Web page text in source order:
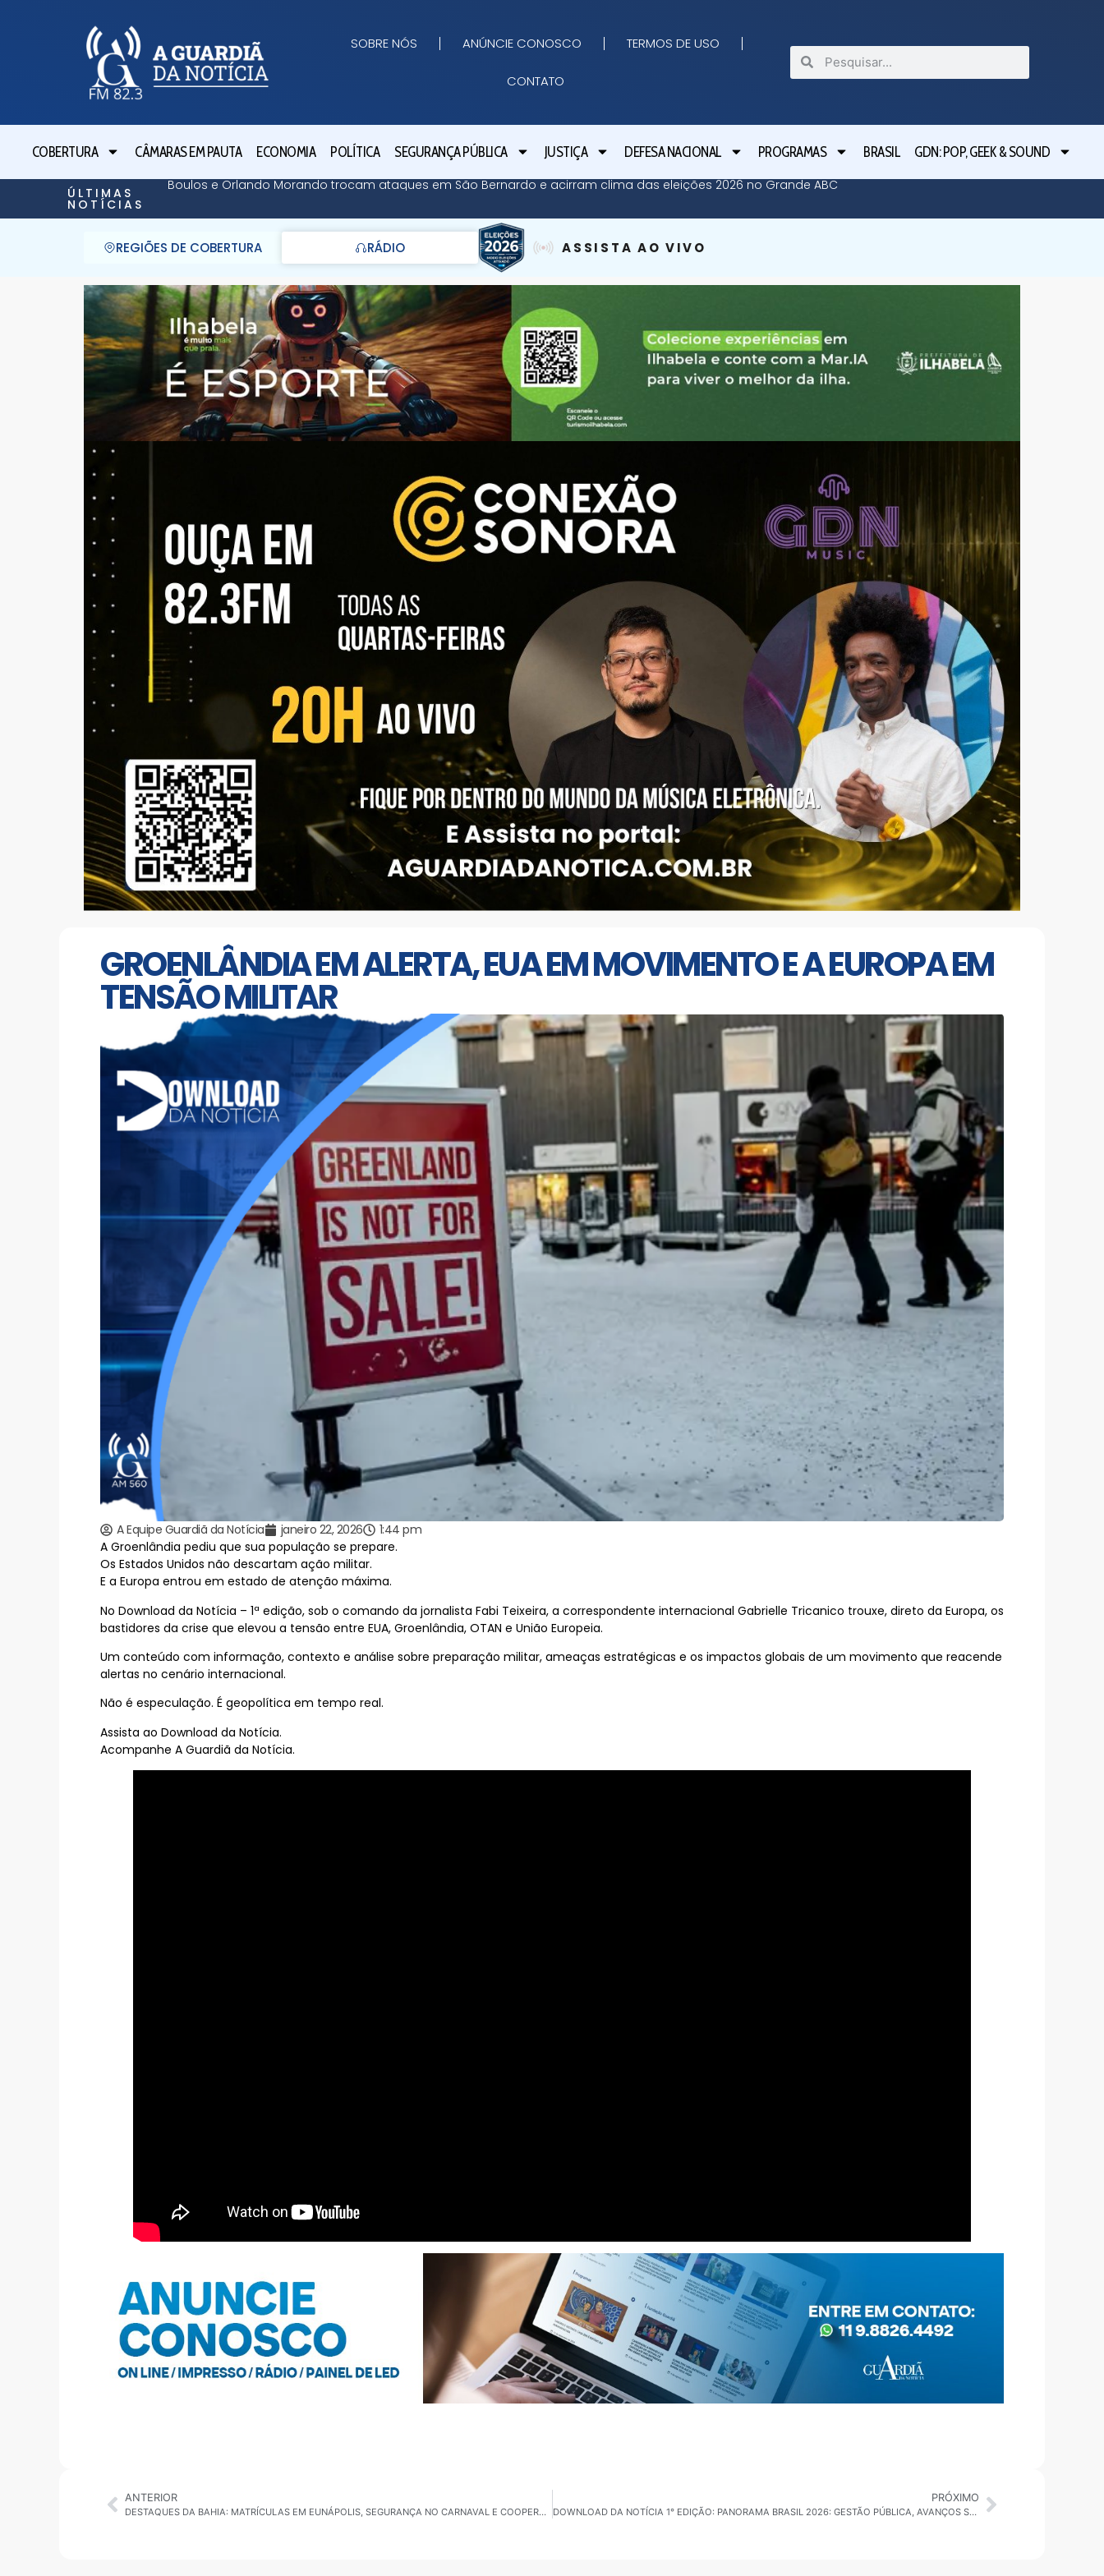
SOBRE NÓS ANÚNCIE CONOSCO TERMOS DE USO
CONTATO
COBERTURA CÂMARAS EM PAUTA ECONOMIA POLÍTICA SEGURANÇA PÚBLICA JUSTIÇA DEFESA NACIONAL PROGRAMAS BRASIL GDN: POP, GEEK & SOUND
ÚLTIMAS
NOTÍCIAS
Boulos e Orlando Morando trocam ataques em São Bernardo e acirram clima das eleições 2026 no Grande ABC “Viver
REGIÕES DE COBERTURA RÁDIO ASSISTA AO VIVO
GROENLÂNDIA EM ALERTA, EUA EM MOVIMENTO E A EUROPA EM
TENSÃO MILITAR
A Equipe Guardiã da Notícia janeiro 22, 2026
1:44 pm
A Groenlândia pediu que sua população se prepare.
Os Estados Unidos não descartam ação militar.
E a Europa entrou em estado de atenção máxima.
No Download da Notícia – 1ª edição, sob o comando da jornalista Fabi Teixeira, a correspondente internacional Gabrielle Tricanico trouxe, direto da Europa, os
bastidores da crise que elevou a tensão entre EUA, Groenlândia, OTAN e União Europeia.
Um conteúdo com informação, contexto e análise sobre preparação militar, ameaças estratégicas e os impactos globais de um movimento que reacende
alertas no cenário internacional.
Não é especulação. É geopolítica em tempo real.
Assista ao Download da Notícia.
Acompanhe A Guardiã da Notícia.
ANTERIOR
DESTAQUES DA BAHIA: MATRÍCULAS EM EUNÁPOLIS, SEGURANÇA NO CARNAVAL E COOPERAÇÃO INTERNACIONAL
PRÓXIMO
DOWNLOAD DA NOTÍCIA 1° EDIÇÃO: PANORAMA BRASIL 2026: GESTÃO PÚBLICA, AVANÇOS SOCIAIS, DINAMISMO REGIONAL E INTERNACIONAL